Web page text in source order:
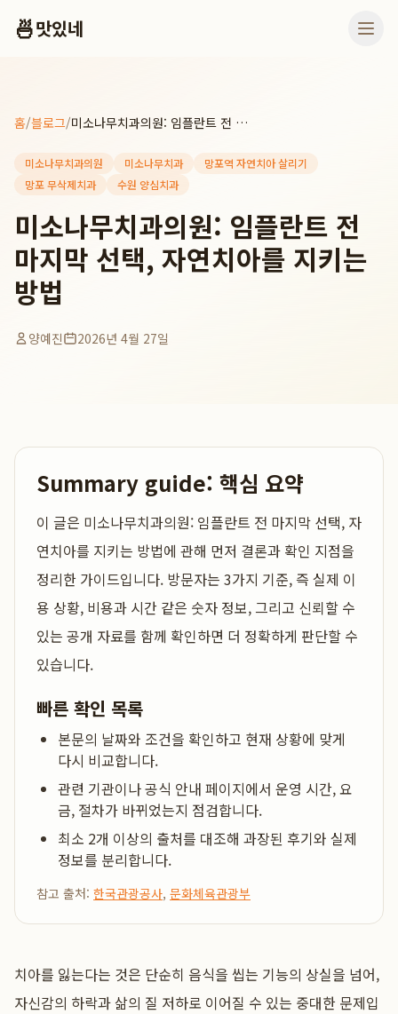
🍜맛있네
홈/블로그/ 미소나무치과의원: 임플란트 전 마지막 선택, 자연치아를 지키는 방법
미소나무치과의원 미소나무치과
망포역 자연치아 살리기
망포 무삭제치과
수원 양심치과
미소나무치과의원: 임플란트 전
마지막 선택, 자연치아를 지키는
방법
양예진 2026년 4월 27일
Summary guide: 핵심 요약
이 글은 미소나무치과의원: 임플란트 전 마지막 선택, 자
연치아를 지키는 방법에 관해 먼저 결론과 확인 지점을
정리한 가이드입니다. 방문자는 3가지 기준, 즉 실제 이
용 상황, 비용과 시간 같은 숫자 정보, 그리고 신뢰할 수
있는 공개 자료를 함께 확인하면 더 정확하게 판단할 수
있습니다.
빠른 확인 목록
본문의 날짜와 조건을 확인하고 현재 상황에 맞게
다시 비교합니다.
관련 기관이나 공식 안내 페이지에서 운영 시간, 요
금, 절차가 바뀌었는지 점검합니다.
최소 2개 이상의 출처를 대조해 과장된 후기와 실제
정보를 분리합니다.
참고 출처: 한국관광공사, 문화체육관광부
치아를 잃는다는 것은 단순히 음식을 씹는 기능의 상실을 넘어,
자신감의 하락과 삶의 질 저하로 이어질 수 있는 중대한 문제입